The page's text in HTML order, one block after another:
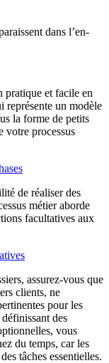
dans l’en-
pratique et facile en
représente un modèle
la forme de petits
votre processus
de réaliser des
métier aborde
facultatives aux
assurez-vous que
clients, ne
pour les
des
vous
du temps, car les
tâches essentielles.